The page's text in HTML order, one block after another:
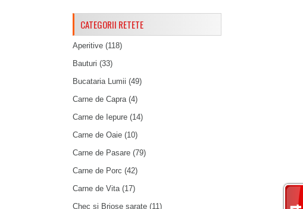
CATEGORII RETETE
Aperitive (118)
Bauturi (33)
Bucataria Lumii (49)
Carne de Capra(4)
Carne de Iepure (14)
Carne de Oaie (10)
Carne de Pasare (79)
Carne de Porc (42)
Carne de Vita(17)
Chec si Briose sarate (11)